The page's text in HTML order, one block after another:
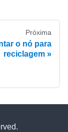
Próxima
o nó para
reciclagem